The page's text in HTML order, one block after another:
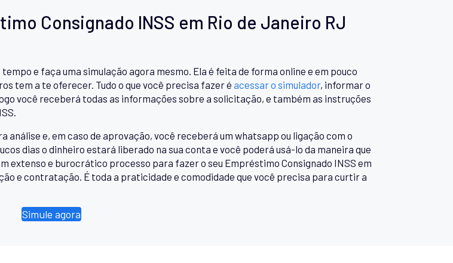
Consignado INSS em Rio de Janeiro RJ
e faça uma simulação agora mesmo. Ela é feita de forma online e em pouco
tem a te oferecer. Tudo o que você precisa fazer éacessar o simulador, informar o
você receberá todas as informações sobre a solicitação, e também as instruções
análise e, em caso de aprovação, você receberá um whatsapp ou ligação com o
dias o dinheiro estará liberado na sua conta e você poderá usá-lo da maneira que
extenso e burocrático processo para fazer o seu Empréstimo Consignado INSS em
e contratação. É toda a praticidade e comodidade que você precisa para curtir a
Simule agora